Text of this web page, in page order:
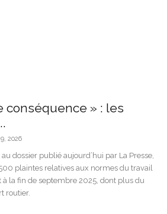
conséquence » : les
2026
dossier publié aujourd’hui par La Presse,
plaintes relatives aux normes du travail
à la fin de septembre 2025, dont plus du
routier.